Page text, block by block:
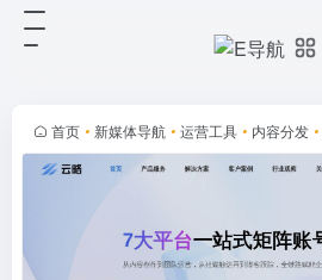
首页 • 新媒体导航 • 运营工具 • 内容分发 •
小红书、视频号、公众号、微博、B
站) 的账号数据、内容运营、用户线
索收集、分析复盘于一体的一站...